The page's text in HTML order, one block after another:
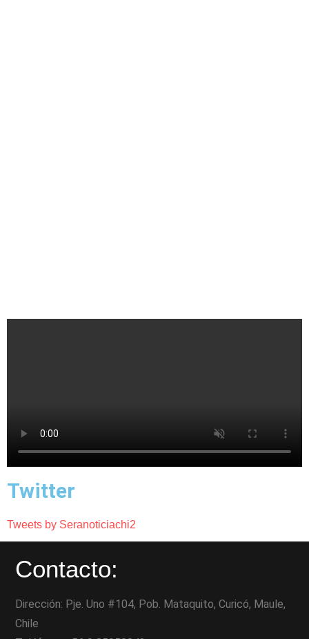
Twitter
Tweets by Seranoticiachi2
Contacto:
Dirección: Pje. Uno #104, Pob. Mataquito, Curicó, Maule,
Chile